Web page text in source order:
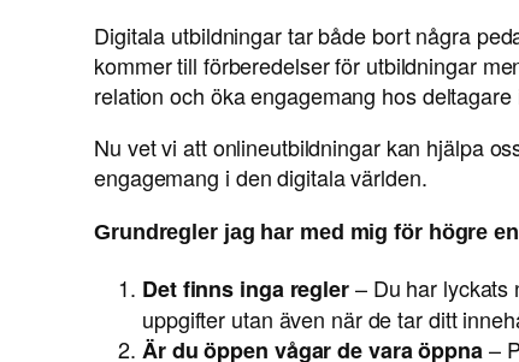
Digitala utbildningar tar både bort några
kommer till förberedelser för utbildningar
relation och öka engagemang hos
Nu vet vi att onlineutbildningar kan hjälpa
engagemang i den digitala världen.
Grundregler jag har med mig för högre
Det finns inga regler– Du har lyckats
uppgifter utan även när de tar ditt
Är du öppen vågar de vara öppna–